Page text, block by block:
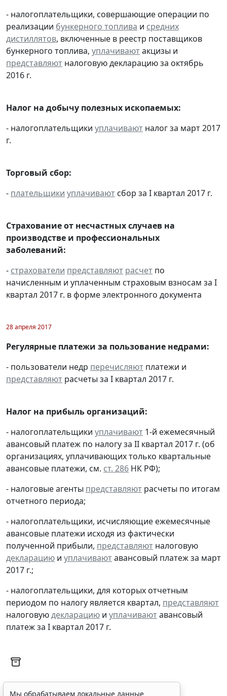
- налогоплательщики, совершающие операции по
реализации бункерного топлива и средних
дистиллятов, включенные в реестр поставщиков
бункерного топлива, уплачиваютакцизы и
представляют налоговую декларацию за октябрь
2016 г.
Налог на добычу полезных ископаемых:
- налогоплательщики уплачивают налог за март 2017
г.
Торговый сбор:
- плательщики уплачивают сбор за I квартал 2017 г.
Страхование от несчастных случаев на
производстве и профессиональных
заболеваний:
- страхователи представляют расчет по
начисленным и уплаченным страховым взносам за I
квартал 2017 г. в форме электронного документа
28 апреля 2017
Регулярные платежи за пользование недрами:
- пользователи недр перечисляют платежи и
представляют расчеты за I квартал 2017 г.
Налог на прибыль организаций:
- налогоплательщики уплачивают 1-й ежемесячный
авансовый платеж по налогу за II квартал 2017 г. (об
организациях, уплачивающих только квартальные
авансовые платежи, см. ст. 286 НК РФ);
- налоговые агенты представляют расчеты по итогам
отчетного периода;
- налогоплательщики, исчисляющие ежемесячные
авансовые платежи исходя из фактически
полученной прибыли, представляют налоговую
декларацию и уплачиваютавансовый платеж за март
2017 г.;
- налогоплательщики, для которых отчетным
периодом по налогу является квартал, представляют
налоговуюдекларацию и уплачиваютавансовый
платеж за I квартал 2017 г.
Мы обрабатываем локальные данные